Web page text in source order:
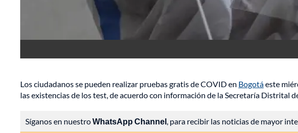
Los ciudadanos se pueden realizar pruebas gratis de COVID en Bogotáeste
las existencias de los test, de acuerdo con información de la Secretaría Distrital
Síganos en nuestroWhatsApp Channel, para recibir las noticias de mayor